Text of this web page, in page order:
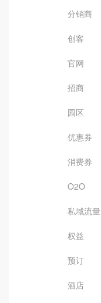
分销商
创客
官网
招商
园区
优惠券
消费券
O2O
私域流量
权益
预订
酒店